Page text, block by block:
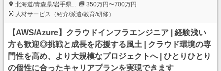
北海道/青森県/岩手県...
350万円〜700万円
人材サービス（紹介/派遣/教育/研修）
【AWS/Azure】クラウドインフラエンジニア | 経験浅い
方も歓迎◎挑戦と成長を応援する風土 | クラウド環境の専
門性を高め、より大規模なプロジェクトへ | ひとりひとり
の個性に合ったキャリアプランを実現できます